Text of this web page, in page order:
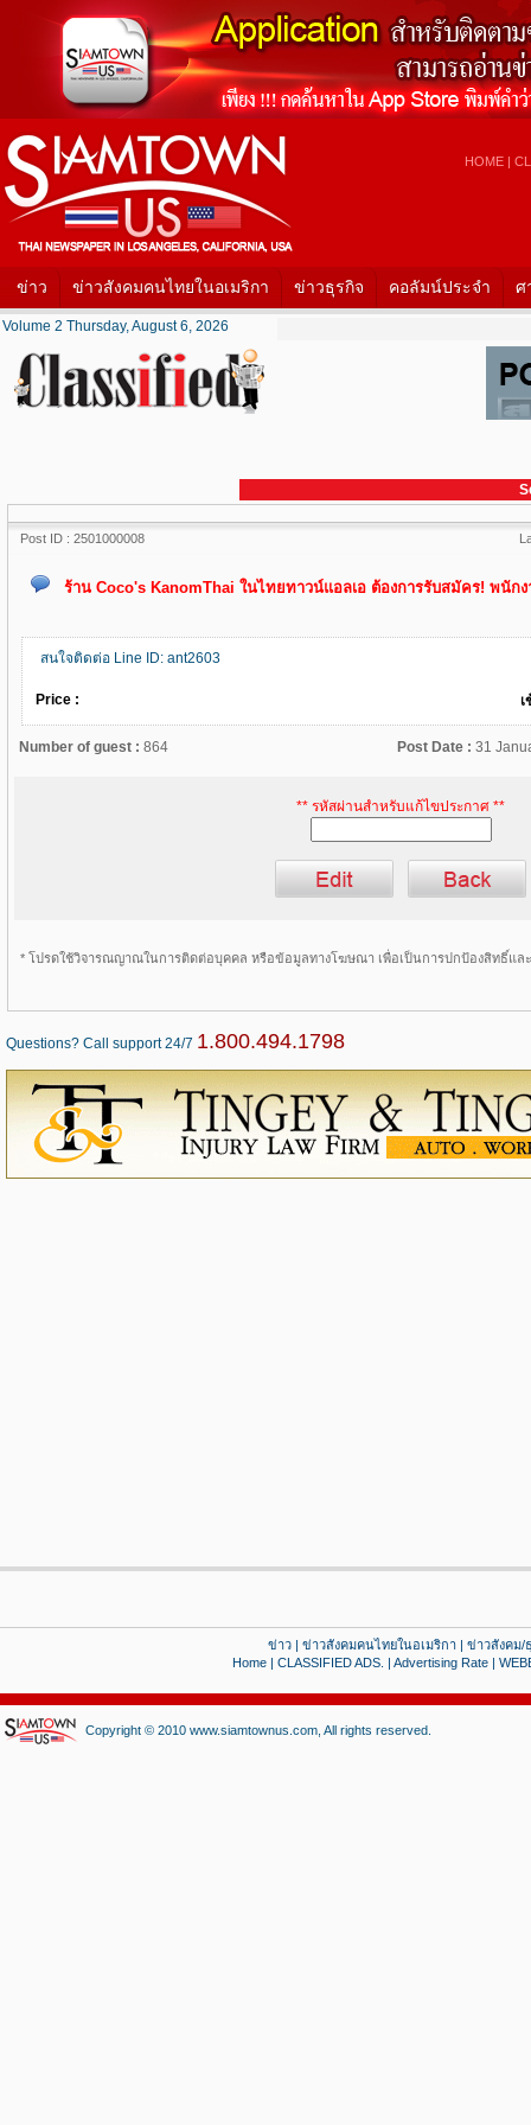
HOME |
ข่าว ข่าวสังคมคนไทยในอเมริกา ข่าวธุรกิจ คอลัมน์ประจำ ศ
Volume 2 Thursday, August 6, 2026
Post ID : 2501000008
ร้าน Coco's KanomThai ในไทยทาวน์แอลเอ ต้องการรับสมัคร! พนั
สนใจติดต่อ Line ID: ant2603
Price :
Number of guest : 864 Post Date : 31
** รหัสผ่านสำหรับแก้ไขประกาศ **
* โปรดใช้วิจารณญาณในการติดต่อบุคคล หรือข้อมูลทางโฆษณา เพื่อเป็นการปกป้องสิทธิ์แล
Questions? Call support 24/7 1.800.494.1798
ข่าว| ข่าวสังคมคนไทยในอเมริกา| ข่าวสังคม/
Home| CLASSIFIED ADS. | Advertising Rate|
Copyright © 2010 www.siamtownus.com, All rights reserved.